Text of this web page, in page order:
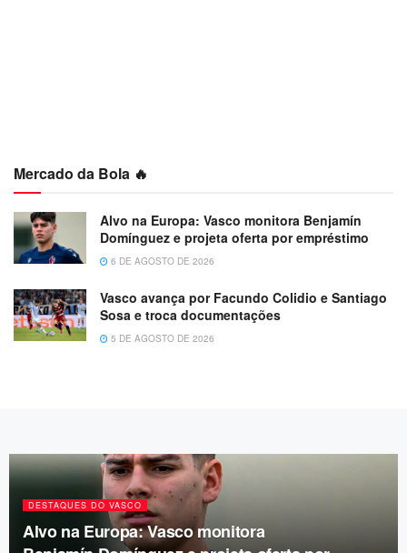
Mercado da Bola 🔥
Alvo na Europa: Vasco monitora Benjamín
Domínguez e projeta oferta por empréstimo
6 DE AGOSTO DE 2026
Vasco avança por Facundo Colidio e Santiago
Sosa e troca documentações
5 DE AGOSTO DE 2026
DESTAQUES DO VASCO
Alvo na Europa: Vasco monitora